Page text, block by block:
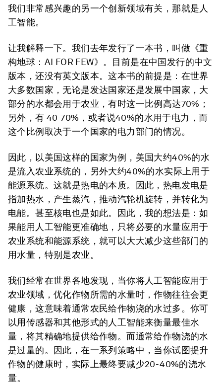
我们非常感兴趣的另一个创新领域有关，那就是人
工智能。
让我解释一下。我们去年发行了一本书，叫做《重
构地球：AI FOR FEW》。目前是在中国发行的中文
版本，还没有英文版本。这本书的前提是：在世界
大多数国家，无论是发达国家还是发展中国家，大
部分的水都会用于农业，有时这一比例高达70%；
另外，有 40-70%，或者说40%的水用于电力，而
这个比例取决于一个国家的电力部门的情况。
因此，以美国这样的国家为例，美国大约40%的水
是流入农业系统的，另外大约40%的水实际上用于
能源系统。这就是热电的本质。因此，热电发电是
指加热水，产生蒸汽，推动汽轮机旋转，并转化为
电能。甚至核电也是如此。因此，我的想法是：如
果能用人工智能更准确地，只将必要的水量应用于
农业系统和能源系统，就可以大大减少这些部门的
用水量，特别是农业。
我们经常在世界各地发现，当你将人工智能应用于
农业领域，优化作物所需的水量时，作物往往会更
健康，这意味着通常农民给作物浇的水过多。你可
以用传感器和其他形式的人工智能来衡量最佳水
量，将其精确地提供给作物。而通常给作物浇的水
是过量的。因此，在一系列策略中，当你试图提升
作物的健康时，实际上最终要减少20-40%的浇水
量。